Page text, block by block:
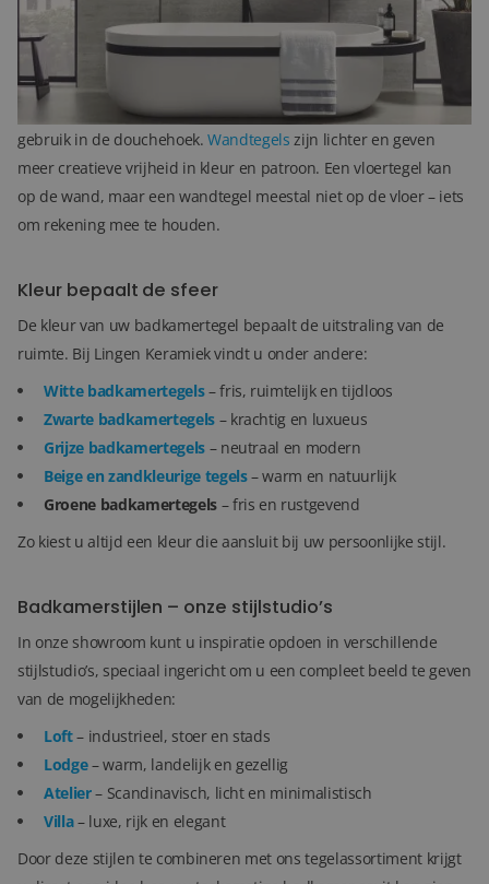
Wand- en vloertegels combineren
Een badkamertegel moet niet alleen mooi zijn, maar ook
Vloertegelszijn sterker en vaak slipvast, ideaal voor
gebruik in de douchehoek.Wandtegelszijn lichter en geven
meer creatieve vrijheid in kleur en patroon. Een vloertegel kan
op de wand, maar een wandtegel meestal niet op de vloer – iets
om rekening mee te houden.
Kleur bepaalt de sfeer
De kleur van uw badkamertegel bepaalt de uitstraling van de
ruimte. Bij Lingen Keramiek vindt u onder andere:
Witte badkamertegels– fris, ruimtelijk en tijdloos
Zwarte badkamertegels– krachtig en luxueus
Grijze badkamertegels– neutraal en modern
Beige en zandkleurige tegels– warm en natuurlijk
Groene badkamertegels– fris en rustgevend
Zo kiest u altijd een kleur die aansluit bij uw persoonlijke stijl.
Badkamerstijlen – onze stijlstudio’s
In onze showroom kunt u inspiratie opdoen in verschillende
stijlstudio’s, speciaal ingericht om u een compleet beeld te geven
van de mogelijkheden:
Loft– industrieel, stoer en stads
Lodge– warm, landelijk en gezellig
Atelier– Scandinavisch, licht en minimalistisch
Villa– luxe, rijk en elegant
Door deze stijlen te combineren met ons tegelassortiment krijgt